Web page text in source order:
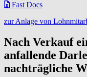
Fast Docs
zur Anlage von
Nach Verkauf
anfallende
nachträgliche